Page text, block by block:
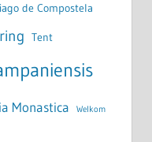
de Compostela
Tent
Monastica Welkom